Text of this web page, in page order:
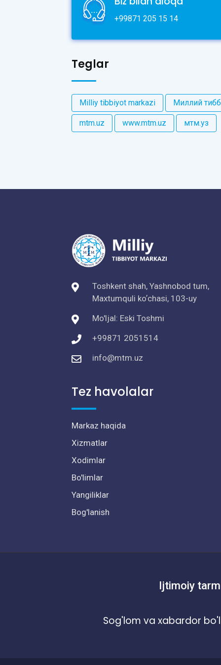
+99871 205 15 14
Teglar
Milliy tibbiyot markazi Миллий
mtm.uz www.mtm.uz мтм.уз
Toshkent shah, Yashnobod tum,
Maxtumquli koʼchasi, 103-uy
Mo'ljal: Eski Toshmi
+99871 2051514
info@mtm.uz
Tez havolalar
Markaz haqida
Xizmatlar
Xodimlar
Bo'limlar
Yangiliklar
Bog'lanish
Ijtimoiy
Sog'lom va xabardor